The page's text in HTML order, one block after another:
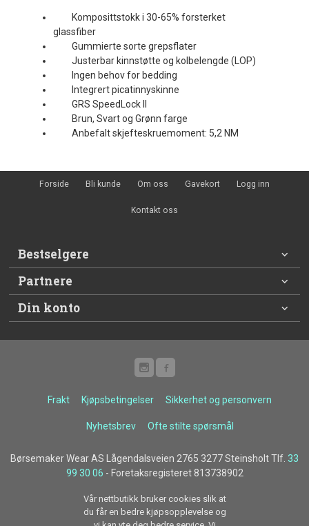
Komposittstokk i 30-65% forsterket
glassfiber
Gummierte sorte grepsflater
Justerbar kinnstøtte og kolbelengde (LOP)
Ingen behov for bedding
Integrert picatinnyskinne
GRS SpeedLock II
Brun, Svart og Grønn farge
Anbefalt skjefteskruemoment: 5,2 NM
Forside Bli kunde Om oss Gavekort Logg inn
Kontakt oss
Bestselgere
Partnere
Din konto
Frakt Kjøpsbetingelser Sikkerhet og personvern
Nyhetsbrev Ofte stilte spørsmål
Børsemaker Wear AS Lågendalsveien 2765 3277 Steinsholt Tlf. 33
99 30 06 - Foretaksregisteret 813738902
Vår nettbutikk bruker cookies slik at
du får en bedre kjøpsopplevelse og